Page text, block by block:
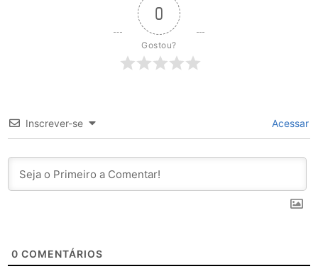
0
Gostou?
Inscrever-se Acessar
0 COMENTÁRIOS